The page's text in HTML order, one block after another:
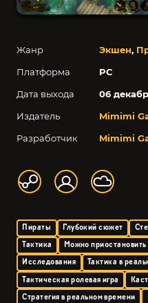
Жанр Экшен,
Платформа
PC
Дата выхода
06
Издатель
Mimimi
Разработчик
Mimimi
Пираты Глубокий сюжет
Тактика
Можно приостановить
Исследования
Тактика в
Тактическая ролевая игра
Стратегия в реальном времени